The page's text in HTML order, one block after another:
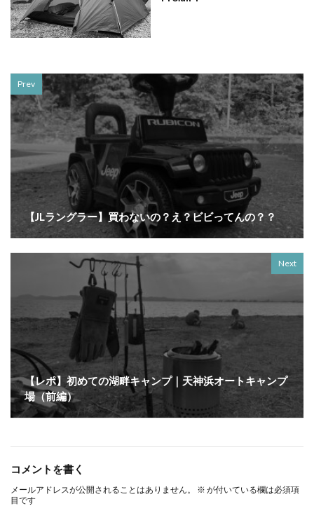
Prev
【JLラングラー】買わないの？え？ビビってんの？？
Next
【レポ】初めての湖畔キャンプ｜天神浜オートキャンプ
場（前編）
コメントを書く
メールアドレスが公開されることはありません。 ※ が付いている欄は必須項
目です